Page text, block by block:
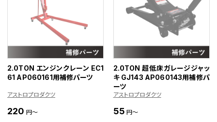
2.0TON エンジンクレーン EC1
61 AP060161用補修パーツ
アストロプロダクツ
220 円～
2.0TON 超低床ガレージジャッ
キ GJ143 AP060143用補修パ
ーツ
アストロプロダクツ
55 円～